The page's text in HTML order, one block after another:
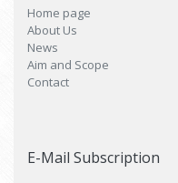
Home page
About Us
News
Aim and Scope
Contact
E-Mail Subscription